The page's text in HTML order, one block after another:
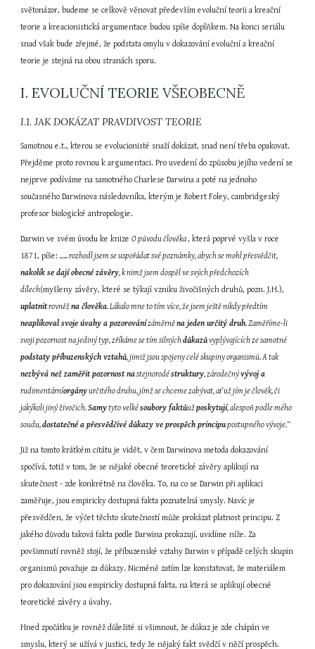
světonázor, budeme se celkově věnovat především evoluční teorii a kreační
teorie a kreacionistická argumentace budou spíše doplňkem. Na konci seriálu
snad však bude zřejmé, že podstata omylu v dokazování evoluční a kreační
teorie je stejná na obou stranách sporu.
I. EVOLUČNÍ TEORIE VŠEOBECNĚ
I.1. JAK DOKÁZAT PRAVDIVOST TEORIE
Samotnou e.t., kterou se evolucionisté snaží dokázat, snad není třeba opakovat.
Přejděme proto rovnou k argumentaci. Pro uvedení do způsobu jejího vedení se
nejprve podíváme na samotného Charlese Darwina a poté na jednoho
současného Darwinova následovníka, kterým je Robert Foley, cambridgeský
profesor biologické antropologie.
Darwin ve svém úvodu ke knize O původu člověka , která poprvé vyšla v roce
1871, píše:
nakolik se dají obecné závěry, k nimž jsem dospěl ve svých předchozích
dílech
uplatnit rovněž na člověka
neaplikoval svoje úvahy a pozorování záměrně na jeden určitý druh. Zaměříme-li
svoji pozornost na jediný typ, zříkáme se tím silných důkazů
podstaty příbuzenských vztahů
, jimiž jsou spojeny celé skupiny organismů. A tak
nezbývá než zaměřit pozornost na stejnorodé struktury, zárodečný vývoj a
rudimentárníorgány určitého druhu, jímž se chceme zabývat, ať už jím je člověk, či
jakýkoli jiný živočich. Samy tyto velké soubory faktůuž poskytují, alespoň podle mého
soudu, dostatečné a přesvědčivé důkazy ve prospěch principu postupného vývoje.“
Již na tomto krátkém citátu je vidět, v čem Darwinova metoda dokazování
spočívá, totiž v tom, že se nějaké obecné teoretické závěry aplikují na
skutečnost - zde konkrétně na člověka. To, na co se Darwin při aplikaci
zaměřuje, jsou empiricky dostupná fakta poznatelná smysly. Navíc je
přesvědčen, že výčet těchto skutečností může prokázat platnost principu. Z
jakého důvodu taková fakta podle Darwina prokazují, uvidíme níže. Za
povšimnutí rovněž stojí, že příbuzenské vztahy Darwin v případě celých skupin
organismů považuje za důkazy. Nicméně zatím lze konstatovat, že materiálem
pro dokazování jsou empiricky dostupná fakta, na která se aplikují obecné
teoretické závěry a úvahy.
Hned zpočátku je rovněž důležité si všimnout, že důkaz je zde chápán ve
smyslu, který se užívá v justici, tedy že nějaký fakt svědčí v něčí prospěch.